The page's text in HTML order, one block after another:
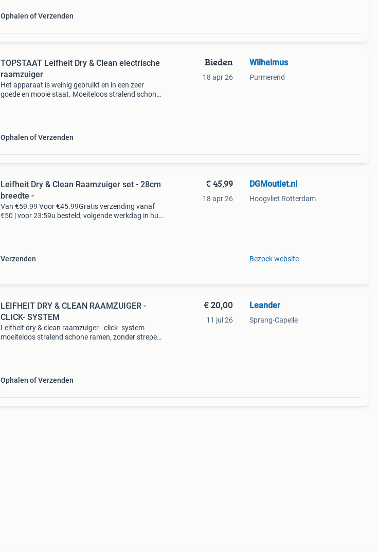
Ophalen of Verzenden
TOPSTAAT Leifheit Dry & Clean electrische
raamzuiger
Het apparaat is weinig gebruikt en in een zeer
goede en mooie staat. Moeiteloos stralend schone
Ophalen of Verzenden
Bieden
18 apr 26
Wilhelmus
Purmerend
Leifheit Dry & Clean Raamzuiger set - 28cm
breedte -
Van €59.99 Voor €45.99Gratis verzending vanaf
€50 | voor 23:59u besteld, volgende werkdag in huis
Verzenden
€ 45,99
18 apr 26
DGMoutlet.nl
Hoogvliet Rotterdam
Bezoek website
LEIFHEIT DRY & CLEAN RAAMZUIGER -
CLICK- SYSTEM
Leifheit dry & clean raamzuiger - click- system
moeiteloos stralend schone ramen, zonder strepen
Ophalen of Verzenden
€ 20,00
11 jul 26
Leander
Sprang-Capelle